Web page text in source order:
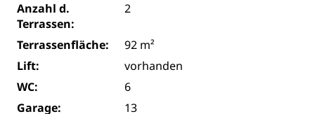
Anzahl d.
Terrassen:
2
Terrassenfläche:
92 m²
Lift:
vorhanden
WC:
6
Garage:
13